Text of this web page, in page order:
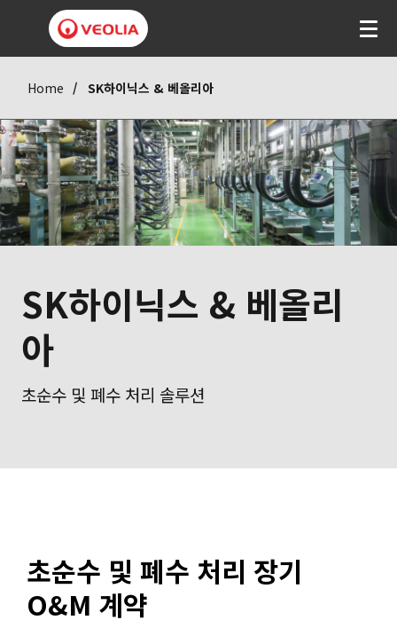
Home SK하이닉스 & 베올리아
SK하이닉스 & 베올리
아
초순수 및 폐수 처리 솔루션
초순수 및 폐수 처리 장기
O&M 계약